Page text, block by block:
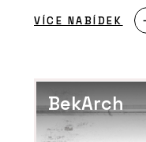
VÍCE NABÍDEK
BekArch